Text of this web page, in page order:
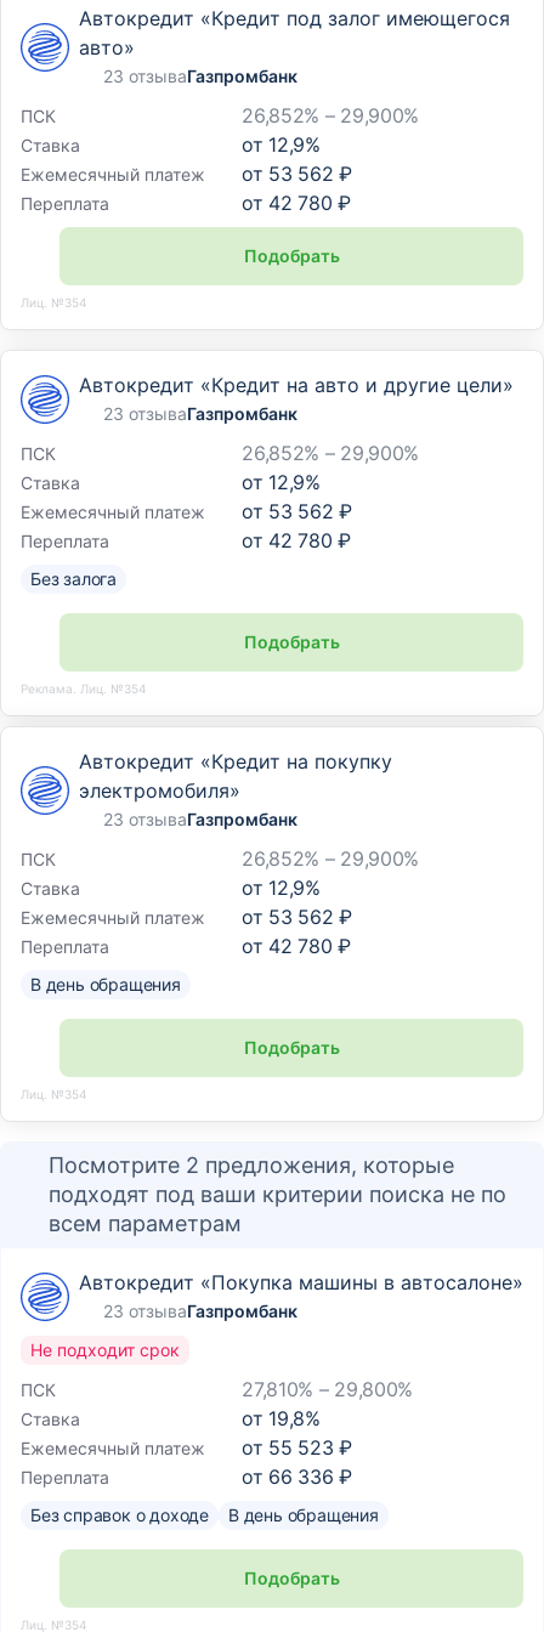
Автокредит «Кредит под залог имеющегося
авто»
23 отзываГазпромбанк
ПСК
26,852% – 29,900%
Ставка от 12,9%
Ежемесячный платеж от 53 562 ₽
Переплата от 42 780 ₽
Подобрать
Лиц. №354
Автокредит «Кредит на авто и другие цели»
23 отзываГазпромбанк
ПСК
26,852% – 29,900%
Ставка от 12,9%
Ежемесячный платеж от 53 562 ₽
Переплата от 42 780 ₽
Без залога
Подобрать
Реклама. Лиц. №354
Автокредит «Кредит на покупку
электромобиля»
23 отзываГазпромбанк
ПСК
26,852% – 29,900%
Ставка от 12,9%
Ежемесячный платеж от 53 562 ₽
Переплата от 42 780 ₽
В день обращения
Подобрать
Лиц. №354
Посмотрите 2 предложения, которые
подходят под ваши критерии поиска не по
всем параметрам
Автокредит «Покупка машины в автосалоне»
23 отзываГазпромбанк
ПСК 27,810% – 29,800%
Ставка от 19,8%
Ежемесячный платеж от 55 523 ₽
Переплата от 66 336 ₽
Не подходит срок
Без справок о доходе В день обращения
Подобрать
Лиц. №354